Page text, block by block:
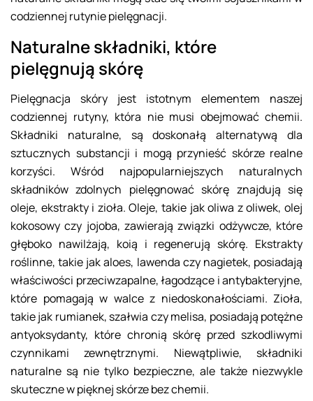
codziennej rutynie pielęgnacji.
Naturalne składniki, które
pielęgnują skórę
Pielęgnacja skóry jest istotnym elementem naszej
codziennej rutyny, która nie musi obejmować chemii.
Składniki naturalne, są doskonałą alternatywą dla
sztucznych substancji i mogą przynieść skórze realne
korzyści. Wśród najpopularniejszych naturalnych
składników zdolnych pielęgnować skórę znajdują się
oleje, ekstrakty i zioła. Oleje, takie jak oliwa z oliwek, olej
kokosowy czy jojoba, zawierają związki odżywcze, które
głęboko nawilżają, koią i regenerują skórę. Ekstrakty
roślinne, takie jak aloes, lawenda czy nagietek, posiadają
właściwości przeciwzapalne, łagodzące i antybakteryjne,
które pomagają w walce z niedoskonałościami. Zioła,
takie jak rumianek, szałwia czy melisa, posiadają potężne
antyoksydanty, które chronią skórę przed szkodliwymi
czynnikami zewnętrznymi. Niewątpliwie, składniki
naturalne są nie tylko bezpieczne, ale także niezwykle
skuteczne w pięknej skórze bez chemii.